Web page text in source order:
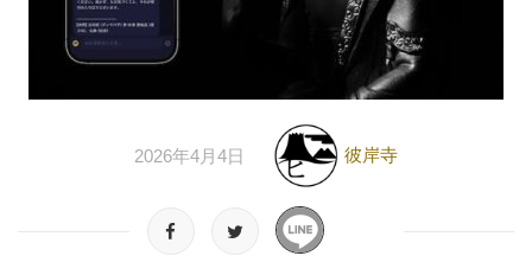
2026年4月4日 彼岸寺